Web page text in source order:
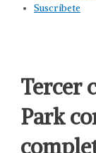
Suscríbete
Tercer
Park